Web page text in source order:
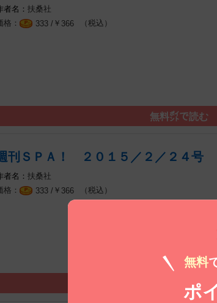
扶桑社
333 / ￥ 366 （税込）
無料㌽で読む
刊ＳＰＡ！ ２０１５／２／２４号
扶桑社
333 / ￥ 366 （税込）
無料㌽で読む
無料
ポ